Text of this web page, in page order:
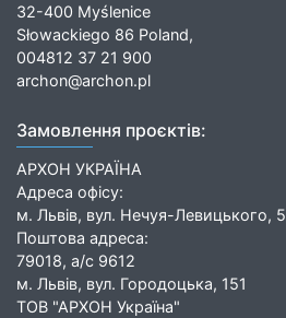
32-400 Myślenice
Słowackiego 86 Poland,
004812 37 21 900
archon@archon.pl
Замовлення проєктів:
АРХОН УКРАЇНА
Адреса офісу:
м. Львів, вул. Нечуя-Левицького, 5
Поштова адреса:
79018, а/с 9612
м. Львів, вул. Городоцька, 151
ТОВ "АРХОН Україна"